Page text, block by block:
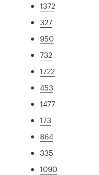
1372
327
950
732
1722
453
1477
173
864
335
1090